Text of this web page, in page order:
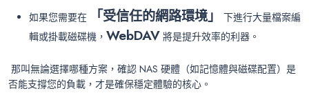
如果您需要在 「受信任的網路環境」
下進行大量檔案編
輯或掛載磁碟機， WebDAV 將是提升效率的利器。
那叫無論選擇哪種方案，確認 NAS 硬體（如記憶體與磁碟配置）是
否能支撐您的負載，才是確保穩定體驗的核心。